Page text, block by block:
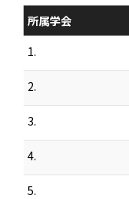
所属学会
1.
2.
3.
4.
5.